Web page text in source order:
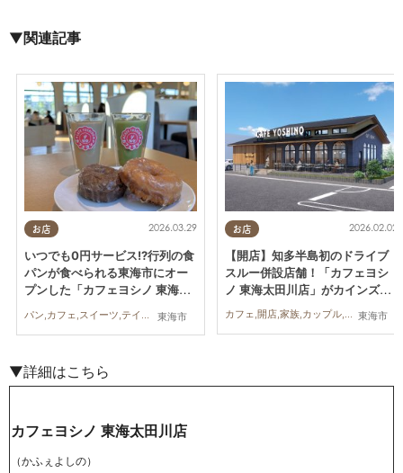
▼関連記事
お店
東海市
2026.03.29
いつでも0円サービス!?行列の食
パンが食べられる東海市にオー
プンした「カフェヨシノ 東海太
パン,カフェ,スイーツ,テイクアウト,家族,カップル,おひとりさま,友人
お店
東海市
2026.02.02
【開店】知多半島初のドライブ
スルー併設店舗！「カフェヨシ
ノ 東海太田川店」がカインズ敷
地内に3/25(水)オープン
カフェ,開店,家族,カップル,おひとりさま,友人
▼詳細はこちら
カフェヨシノ 東海太田川店
（かふぇよしの）